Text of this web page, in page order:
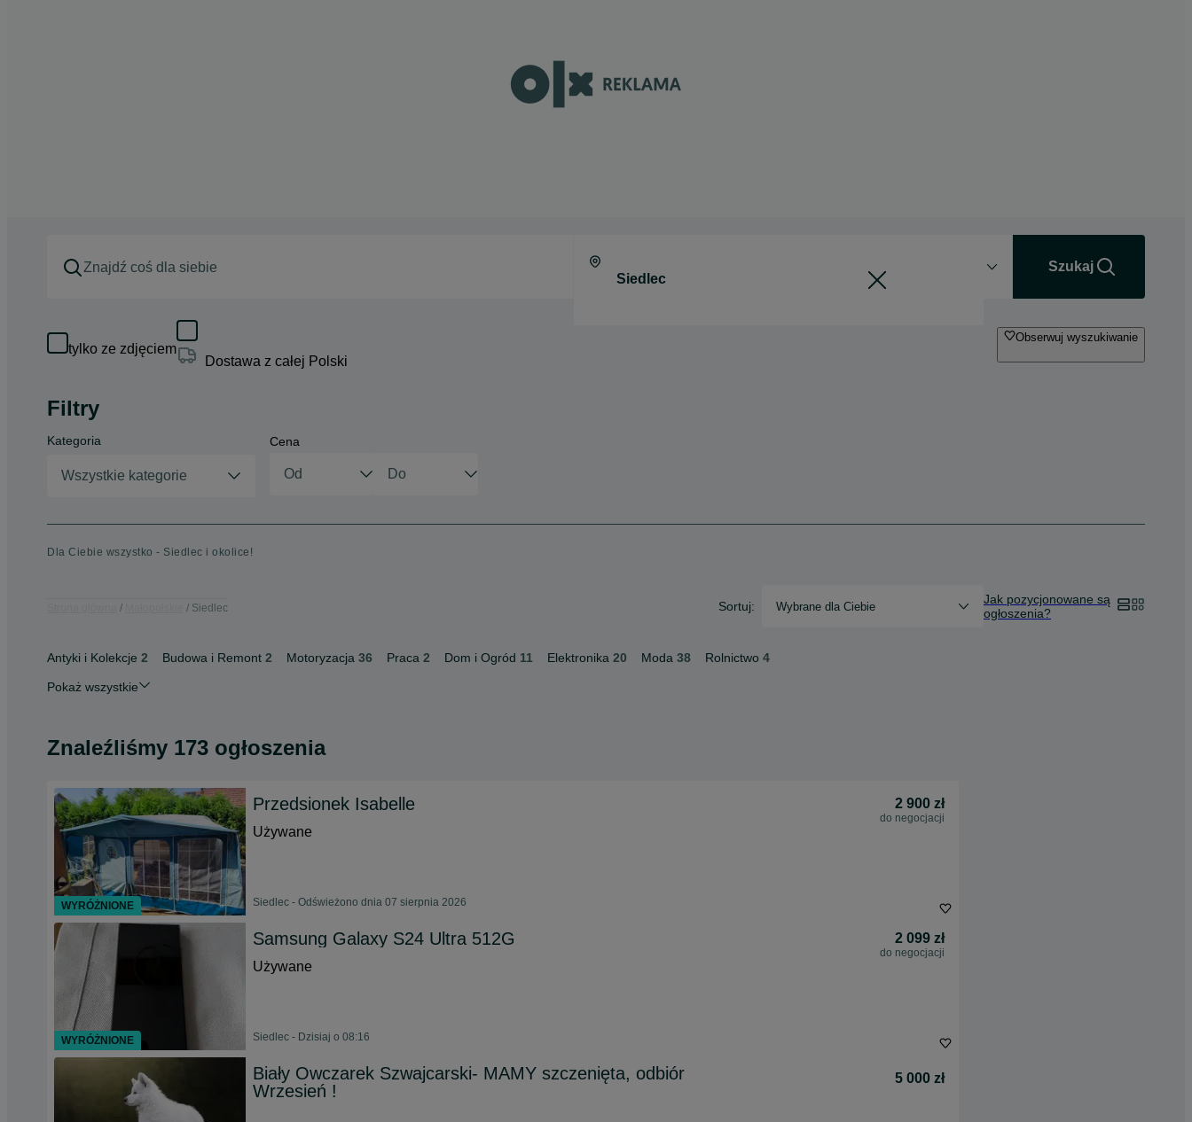
Szukaj
tylko ze zdjęciem
Dostawa z całej Polski
Obserwuj wyszukiwanie
Filtry
Kategoria
Wszystkie kategorie
Cena
Dla Ciebie wszystko - Siedlec i okolice!
Siedlec Sortuj: Wybrane dla Ciebie
Jak pozycjonowane są
ogłoszenia?
Antyki i Kolekcje 2 Budowa i Remont 2 Motoryzacja 36 Praca 2 Dom i Ogród 11 Elektronika 20 Moda 38 Rolnictwo 4
Pokaż wszystkie
Znaleźliśmy 173 ogłoszenia
Przedsionek Isabelle 2 900 zł
do negocjacji
Używane
Siedlec - Odświeżono dnia 07 sierpnia 2026
Samsung Galaxy S24 Ultra 512G 2 099 zł
do negocjacji
Używane
Siedlec - Dzisiaj o 08:16
Biały Owczarek Szwajcarski- MAMY szczenięta, odbiór
Wrzesień !
5 000 zł
WYRÓŻNIONE
WYRÓŻNIONE